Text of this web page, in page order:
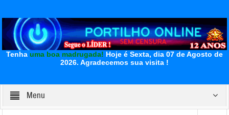
Tenha uma boa madrugada! Hoje é Sexta, dia 07 de Agosto de
2026. Agradecemos sua visita !
Menu